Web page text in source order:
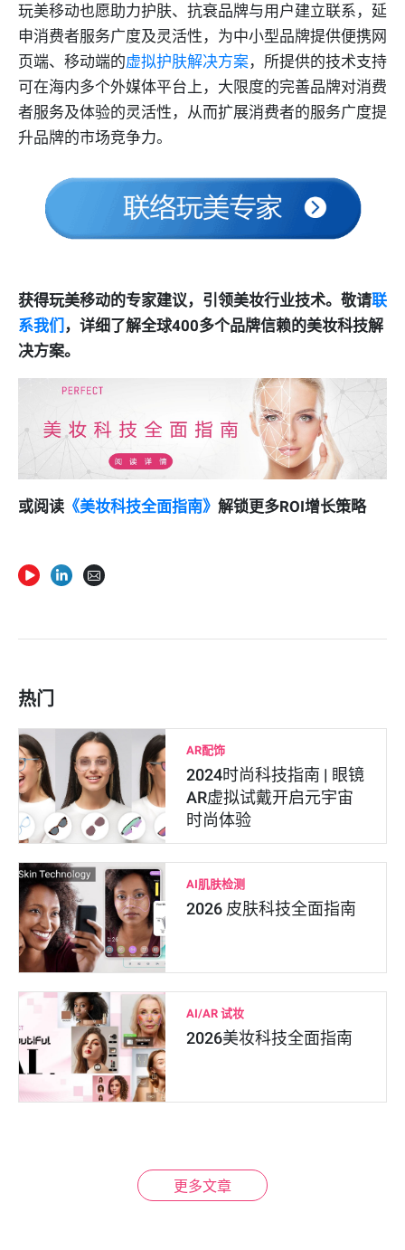
玩美移动也愿助力护肤、抗衰品牌与用户建立联系，延
申消费者服务广度及灵活性，为中小型品牌提供便携网
页端、移动端的虚拟护肤解决方案，所提供的技术支持
可在海内多个外媒体平台上，大限度的完善品牌对消费
者服务及体验的灵活性，从而扩展消费者的服务广度提
升品牌的市场竞争力。
获得玩美移动的专家建议，引领美妆行业技术。敬请联
系我们 ，详细了解全球400多个品牌信赖的美妆科技解
决方案。
或阅读 《美妆科技全面指南》 解锁更多ROI增长策略
热门
AR配饰
2024时尚科技指南 | 眼镜
AR虚拟试戴开启元宇宙
时尚体验
AI肌肤检测
2026 皮肤科技全面指南
AI/AR 试妆
2026美妆科技全面指南
更多文章